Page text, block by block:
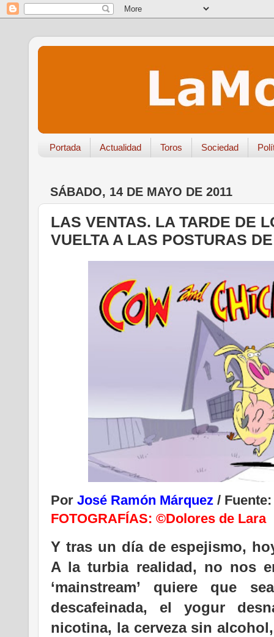
Portada Actualidad Toros Sociedad
SÁBADO, 14 DE MAYO DE 2011
LAS VENTAS. LA TARDE DE
VUELTA A LAS POSTURAS
Por José Ramón Márquez /
FOTOGRAFÍAS: ©Dolores de Lara
Y tras un día de espejismo,
A la turbia realidad, no nos
‘mainstream’ quiere que
descafeinada, el yogur
nicotina, la cerveza sin